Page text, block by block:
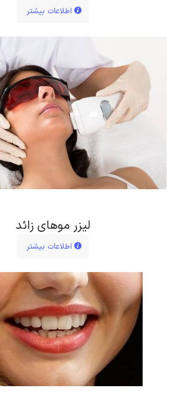
اطلاعات بیشتر
لیزر موهای زائد
اطلاعات بیشتر